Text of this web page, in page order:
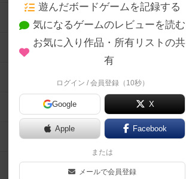
遊んだボードゲームを記録する
気になるゲームのレビューを読む
お気に入り作品・所有リストの共
有
ログイン / 会員登録（10秒）
Google X
Apple Facebook
または
メールで会員登録
ボードゲーム会情報
メカニクス特集
掲示板・トピックス
ボドとも・会員一覧
ボードゲーム業界コラム
ボドゲーマご利用案内